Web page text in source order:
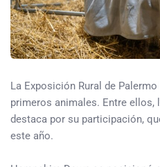
La Exposición Rural de
primeros animales. Entre ellos,
destaca por su participación,
este año.